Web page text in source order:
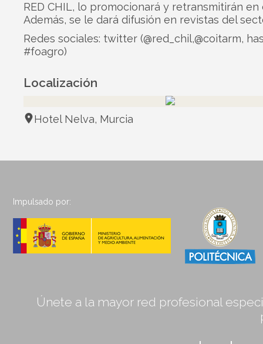
RED CHIL, lo promocionará y retransmitirán en
Además, se le dará difusión en revistas del
Redes sociales: twitter (@red_chil,@coitarm,
#foagro)
Localización
Hotel Nelva, Murcia
Impulsado por:
Únete a la mayor red profesional